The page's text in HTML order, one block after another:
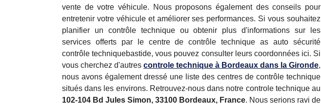
vente de votre véhicule. Nous proposons également des conseils pour
entretenir votre véhicule et améliorer ses performances. Si vous souhaitez
planifier un contrôle technique ou obtenir plus d'informations sur les
services offerts par le centre de contrôle technique as auto sécurité
contrôle techniquebastide, vous pouvez consulter leurs coordonnées ici. Si
vous cherchez d'autres controle technique à Bordeaux dans la Gironde,
nous avons également dressé une liste des centres de contrôle technique
situés dans les environs. Retrouvez-nous dans notre controle technique au
102-104 Bd Jules Simon, 33100 Bordeaux, France. Nous serions ravi de